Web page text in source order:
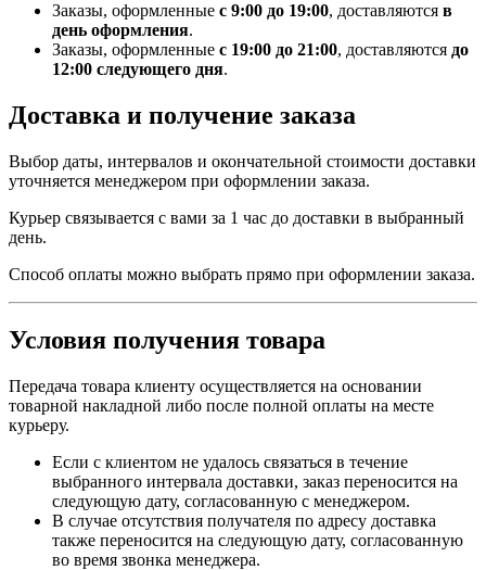
Заказы, оформленные с 9:00 до 19:00, доставляются в
день оформления.
Заказы, оформленные с 19:00 до 21:00, доставляются до
12:00 следующего дня.
Доставка и получение заказа
Выбор даты, интервалов и окончательной стоимости доставки
уточняется менеджером при оформлении заказа.
Курьер связывается с вами за 1 час до доставки в выбранный
день.
Способ оплаты можно выбрать прямо при оформлении заказа.
Условия получения товара
Передача товара клиенту осуществляется на основании
товарной накладной либо после полной оплаты на месте
курьеру.
Если с клиентом не удалось связаться в течение
выбранного интервала доставки, заказ переносится на
следующую дату, согласованную с менеджером.
В случае отсутствия получателя по адресу доставка
также переносится на следующую дату, согласованную
во время звонка менеджера.